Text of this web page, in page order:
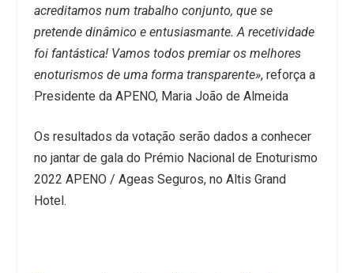
acreditamos num trabalho conjunto, que se
pretende dinâmico e entusiasmante. A recetividade
foi fantástica! Vamos todos premiar os melhores
enoturismos de uma forma transparente», reforça a
Presidente da APENO, Maria João de Almeida
Os resultados da votação serão dados a conhecer
no jantar de gala do Prémio Nacional de Enoturismo
2022 APENO / Ageas Seguros, no Altis Grand
Hotel.